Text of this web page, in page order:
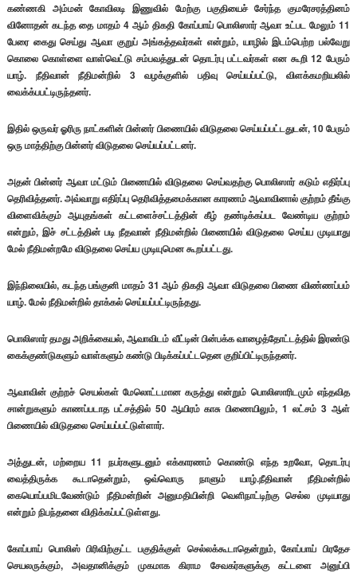
கண்ணகி அம்மன் கோவிலடி இணுவில் மேற்கு பகுதியைச் சேர்ந்த குமரேசரத்தினம்
வினோதன் கடந்த தை மாதம் 4 ஆம் திகதி கோப்பாய் பொலிஸார் ஆவா உட்பட மேலும் 11
பேரை கைது செய்து ஆவா குறுப் அங்கத்தவர்கள் என்றும், யாழில் இடம்பெற்ற பல்வேறு
கொலை கொள்ளை வாள்வெட்டு சம்பவத்துடன் தொடர்பு பட்டவர்கள் என கூறி 12 பேரும்
யாழ். நீதிவான் நீதிமன்றில் 3 வழக்குளில் பதிவு செய்யப்பட்டு, விளக்கமறியலில்
வைக்க்பபட்டிருந்தனர்.
இதில் ஒருவர் ஓரிரு நாட்களின் பின்னர் பிணையில் விடுதலை செய்யப்பட்டதுடன், 10 பேரும்
ஒரு மாத்திற்கு பின்னர் விடுதலை செய்யப்பட்டனர்.
அதன் பின்னர் ஆவா மட்டும் பிணையில் விடுதலை செய்வதற்கு பொலிஸார் கடும் எதிர்ப்பு
தெரிவித்தனர். அவ்வாறு எதிர்ப்பு தெரிவித்தமைக்கான காரணம் ஆவாவினால் குற்றம் தீங்கு
விளைவிக்கும் ஆயுதங்கள் கட்டளைச்சட்டத்தின் கீழ் தண்டிக்கப்பட வேண்டிய குற்றம்
என்றும், இச் சட்டத்தின் படி நீதவான் நீதிமன்றில் பிணையில் விடுதலை செய்ய முடியாது
மேல் நீதிமன்றமே விடுதலை செய்ய முடியுமென கூறப்பட்டது.
இந்நிலையில், கடந்த பங்குனி மாதம் 31 ஆம் திகதி ஆவா விடுதலை பிணை விண்ணப்பம்
யாழ். மேல் நீதிமன்றில் தாக்கல் செய்யப்பட்டிருந்தது.
பொலிஸார் தமது அறிக்கையல், ஆவாவிடம் வீட்டின் பின்பக்க வாழைத்தோட்டத்தில் இரண்டு
கைக்குண்டுகளும் வாள்களும் கண்டு பிடிக்கப்பட்டதென குறிப்பிட்டிருந்தனர்.
ஆவாவின் குற்றச் செயல்கள் மேலொட்டமான கருத்து என்றும் பொலிஸாரிடமும் எந்தவித
சான்றுகளும் காணப்படாத பட்சத்தில் 50 ஆயிரம் காசு பிணையிலும், 1 லட்சம் 3 ஆள்
பிணையில் விடுதலை செய்யப்பட்டுள்ளார்.
அத்துடன், மற்றைய 11 நபர்களுடனும் எக்காரணம் கொண்டு எந்த உறவோ, தொடர்பு
வைத்திருக்க கூடாதென்றும், ஒவ்வொரு நாளும் யாழ்.நீதிவான் நீதிமன்றில்
கையொப்பமிடவேண்டும் நீதிமன்றின் அனுமதியின்றி வெளிநாட்டிற்கு செல்ல முடியாது
என்றும் நிபந்தனை விதிக்கப்பட்டுள்ளது.
கோப்பாய் பொலிஸ் பிரிவிற்குட்ட பகுதிக்குள் செல்லக்கூடாதென்றும், கோப்பாய் பிரதேச
செயலருக்கும், அவதானிக்கும் முகமாக கிராம சேவகர்களுக்கு கட்டளை அனுப்பி